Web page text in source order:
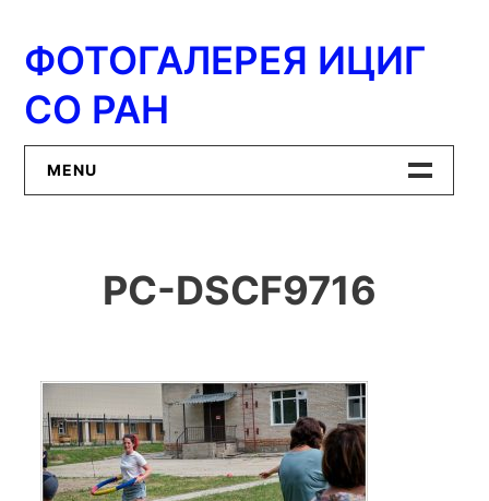
содержимому
ФОТОГАЛЕРЕЯ ИЦИГ
СО РАН
MENU
ИЦиГ СО РАН
PC-DSCF9716